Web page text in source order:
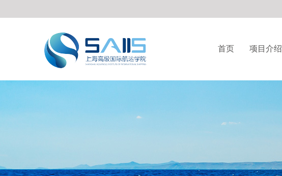
首页 项目介绍